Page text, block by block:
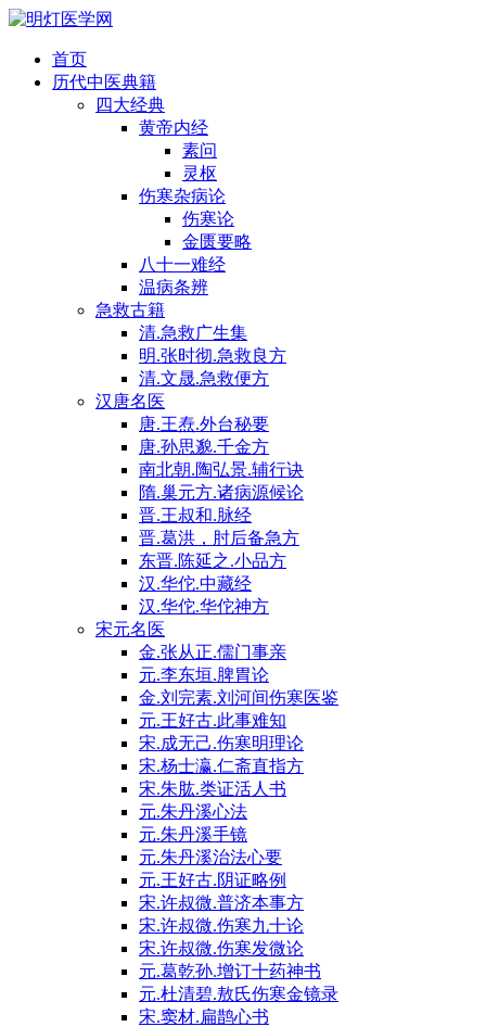
首页
历代中医典籍
四大经典
黄帝内经
素问
灵枢
伤寒杂病论
伤寒论
金匮要略
八十一难经
温病条辨
急救古籍
清.急救广生集
明.张时彻.急救良方
清.文晟.急救便方
汉唐名医
唐.王焘.外台秘要
唐.孙思邈.千金方
南北朝.陶弘景.辅行诀
隋.巢元方.诸病源候论
晋.王叔和.脉经
晋.葛洪，肘后备急方
东晋.陈延之.小品方
汉.华佗.中藏经
汉.华佗.华佗神方
宋元名医
金.张从正.儒门事亲
元.李东垣.脾胃论
金.刘完素.刘河间伤寒医鉴
元.王好古.此事难知
宋.成无己.伤寒明理论
宋.杨士瀛.仁斋直指方
宋.朱肱.类证活人书
元.朱丹溪心法
元.朱丹溪手镜
元.朱丹溪治法心要
元.王好古.阴证略例
宋.许叔微.普济本事方
宋.许叔微.伤寒九十论
宋.许叔微.伤寒发微论
元.葛乾孙.增订十药神书
元.杜清碧.敖氏伤寒金镜录
宋.窦材.扁鹊心书